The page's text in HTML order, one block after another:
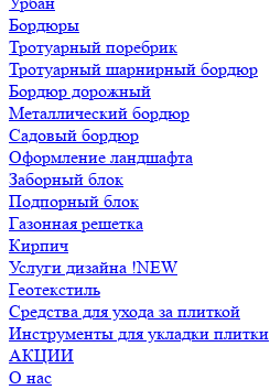
Бордюры
Тротуарный поребрик
Тротуарный шарнирный бордюр
Бордюр дорожный
Металлический бордюр
Садовый бордюр
Оформление ландшафта
Заборный блок
Подпорный блок
Газонная решетка
Кирпич
Услуги дизайна !NEW
Геотекстиль
Средства для ухода за плиткой
Инструменты для укладки плитки
АКЦИИ
О нас